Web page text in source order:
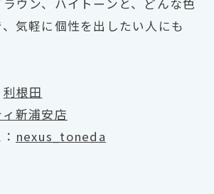
ウン、ハイトーンと、どんな色
気軽に個性を出したい人にも
利根田
新浦安店
nexus_toneda